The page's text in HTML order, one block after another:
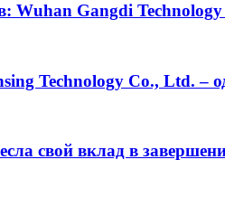
Wuhan Gangdi
Technology Co., Ltd. –
свой вклад в